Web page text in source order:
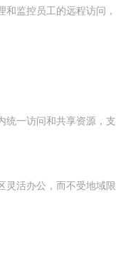
监控员工的远程访问，
统一访问和共享资源，支
灵活办公，而不受地域限